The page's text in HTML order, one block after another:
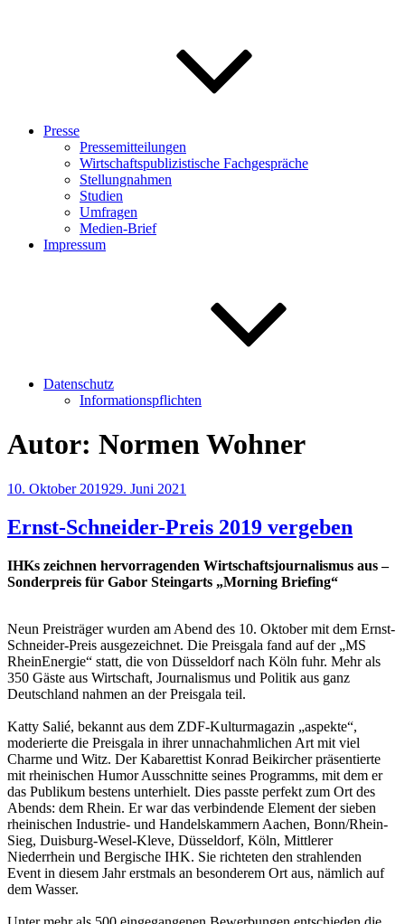
Presse
Pressemitteilungen
Wirtschaftspublizistische Fachgespräche
Stellungnahmen
Studien
Umfragen
Medien-Brief
Impressum
Datenschutz
Informationspflichten
Autor: Normen Wohner
Veröffentlicht
10. Oktober 201929. Juni 2021
Ernst-Schneider-Preis 2019 vergeben
IHKs zeichnen hervorragenden Wirtschaftsjournalismus aus –
Sonderpreis für Gabor Steingarts „Morning Briefing“
Neun Preisträger wurden am Abend des 10. Oktober mit dem Ernst-
Schneider-Preis ausgezeichnet. Die Preisgala fand auf der „MS
RheinEnergie“ statt, die von Düsseldorf nach Köln fuhr. Mehr als
350 Gäste aus Wirtschaft, Journalismus und Politik aus ganz
Deutschland nahmen an der Preisgala teil.
Katty Salié, bekannt aus dem ZDF-Kulturmagazin „aspekte“,
moderierte die Preisgala in ihrer unnachahmlichen Art mit viel
Charme und Witz. Der Kabarettist Konrad Beikircher präsentierte
mit rheinischen Humor Ausschnitte seines Programms, mit dem er
das Publikum bestens unterhielt. Dies passte perfekt zum Ort des
Abends: dem Rhein. Er war das verbindende Element der sieben
rheinischen Industrie- und Handelskammern Aachen, Bonn/Rhein-
Sieg, Duisburg-Wesel-Kleve, Düsseldorf, Köln, Mittlerer
Niederrhein und Bergische IHK. Sie richteten den strahlenden
Event in diesem Jahr erstmals an besonderem Ort aus, nämlich auf
dem Wasser.